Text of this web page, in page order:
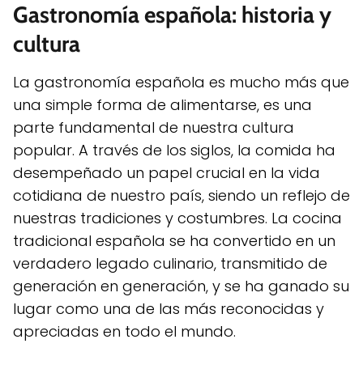
Gastronomía española: historia y
cultura
La gastronomía española es mucho más que
una simple forma de alimentarse, es una
parte fundamental de nuestra cultura
popular. A través de los siglos, la comida ha
desempeñado un papel crucial en la vida
cotidiana de nuestro país, siendo un reflejo de
nuestras tradiciones y costumbres. La cocina
tradicional española se ha convertido en un
verdadero legado culinario, transmitido de
generación en generación, y se ha ganado su
lugar como una de las más reconocidas y
apreciadas en todo el mundo.